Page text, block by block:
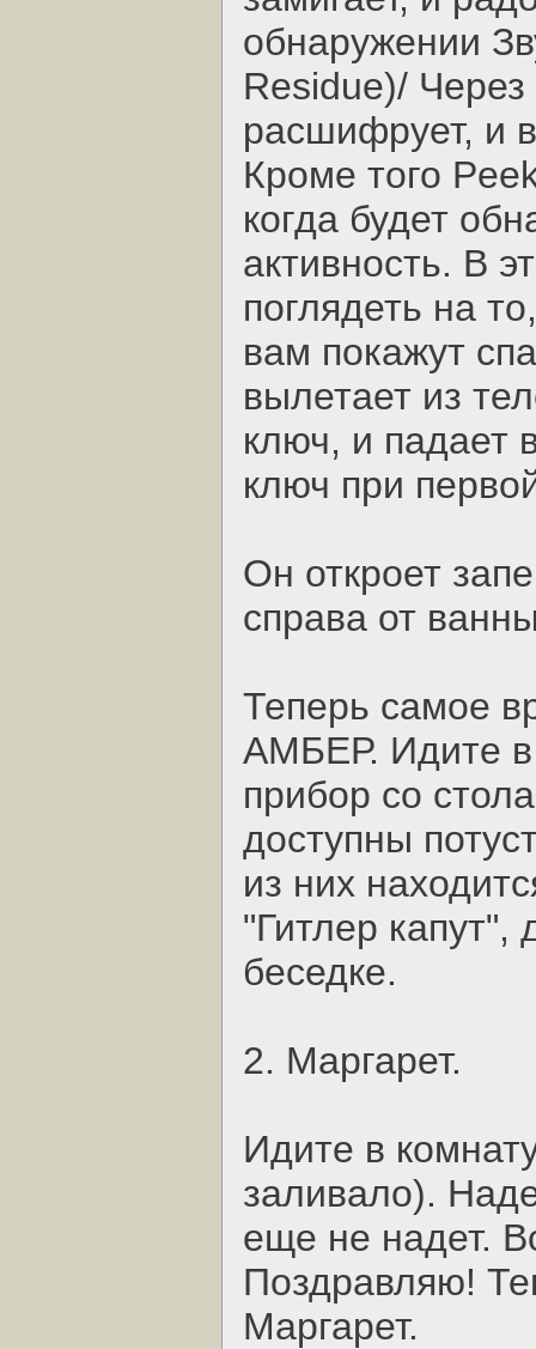
обнаружении
Residue)/
расшифрует, и
Кроме того
когда будет
активность. В
поглядеть на
вам покажут
вылетает из
ключ, и падает
ключ при
Он откроет
справа от
Теперь самое
АМБЕР. Идите в
прибор со
доступны
из них
"Гитлер капут",
беседке.
2. Маргарет.
Идите в
заливало).
еще не надет.
Поздравляю!
Маргарет.